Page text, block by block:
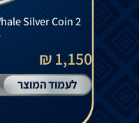
Silver Coin 2
1,150 ₪
לעמוד המוצר